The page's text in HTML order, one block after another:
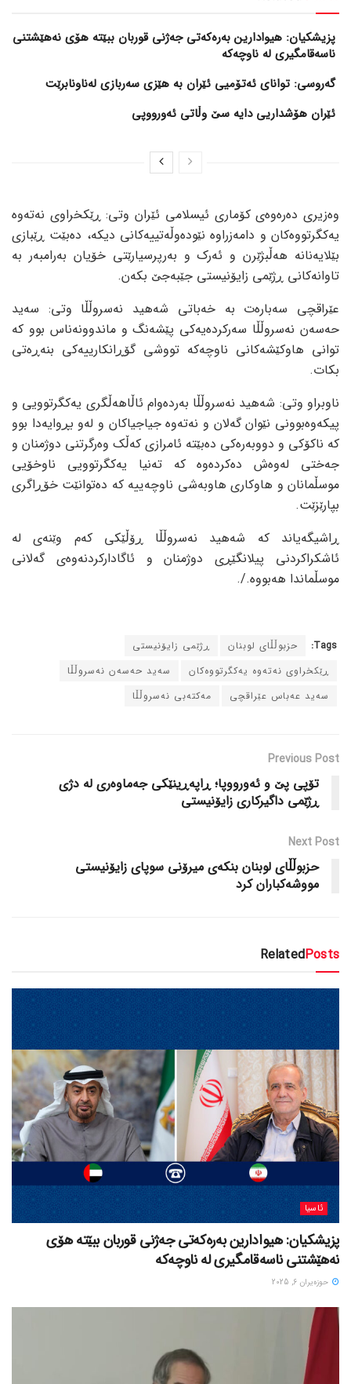
پزیشکیان: هیوادارین بەرەکەتی جەژنی قوربان ببێتە هۆی نەهێشتنی
ناسەقامگیری لە ناوچەکە
گەروسی: توانای ئەتۆمیی ئێران بە هێزی سەربازی لەناونابرێت
ئێران هۆشداریی دایە سێ وڵاتی ئەورووپی
وەزیری دەرەوەی کۆماری ئیسلامی ئێران وتی: ڕێکخراوی نەتەوە
یەکگرتووەکان و دامەزراوە نێودەوڵەتییەکانی دیکە، دەبێت ڕێبازی
بێلایەنانە هەڵبژێرن و ئەرک و بەرپرسیارێتی خۆیان بەرامبەر بە
تاوانەکانی ڕژێمی زایۆنیستی جێبەجێ بکەن.
عێراقچی سەبارەت بە خەباتی شەهید نەسروڵڵا وتی: سەید
حەسەن نەسروڵڵا سەرکردەیەکی پێشەنگ و ماندوونەناس بوو کە
توانی هاوکێشەکانی ناوچەکە تووشی گۆڕانکارییەکی بنەڕەتی
بکات.
ناوبراو وتی: شەهید نەسروڵڵا بەردەوام ئاڵاهەڵگری یەکگرتوویی و
پیکەوەبوونی نێوان گەلان و نەتەوە جیاجیاکان و لەو بڕوایەدا بوو
کە ناکۆکی و دووبەرەکی دەبێتە ئامرازی کەڵک وەرگرتنی دوژمنان و
جەختی لەوەش دەکردەوە کە تەنیا یەکگرتوویی ناوخۆیی
موسڵمانان و هاوکاری هاوبەشی ناوچەییە کە دەتوانێت خۆڕاگری
بپارێزێت.
ڕاشیگەیاند کە شەهید نەسروڵڵا ڕۆڵێکی کەم وێنەی لە
ئاشکراکردنی پیلانگێڕی دوژمنان و ئاگادارکردنەوەی گەلانی
موسڵماندا هەبووە./.
Tags: حزبوڵڵای لوبنان
ڕژێمی زایۆنیستی
ڕێکخراوی نەتەوە یەکگرتووەکان
سەید حەسەن نەسروڵڵا
سەید عەباس عێراقچی
مەکتەبی نەسروڵڵا
Previous Post
تۆپی پێ و ئەورووپا؛ ڕاپەڕینێکی جەماوەری لە دژی
ڕژێمی داگیرکاری زایۆنیستی
Next Post
حزبوڵڵای لوبنان بنکەی میرۆنی سوپای زایۆنیستی
مووشەکباران کرد
RelatedPosts
ئاسیا
پزیشکیان: هیوادارین بەرەکەتی جەژنی قوربان ببێتە هۆی
نەهێشتنی ناسەقامگیری لە ناوچەکە
حوزه‌یران 6, 2025